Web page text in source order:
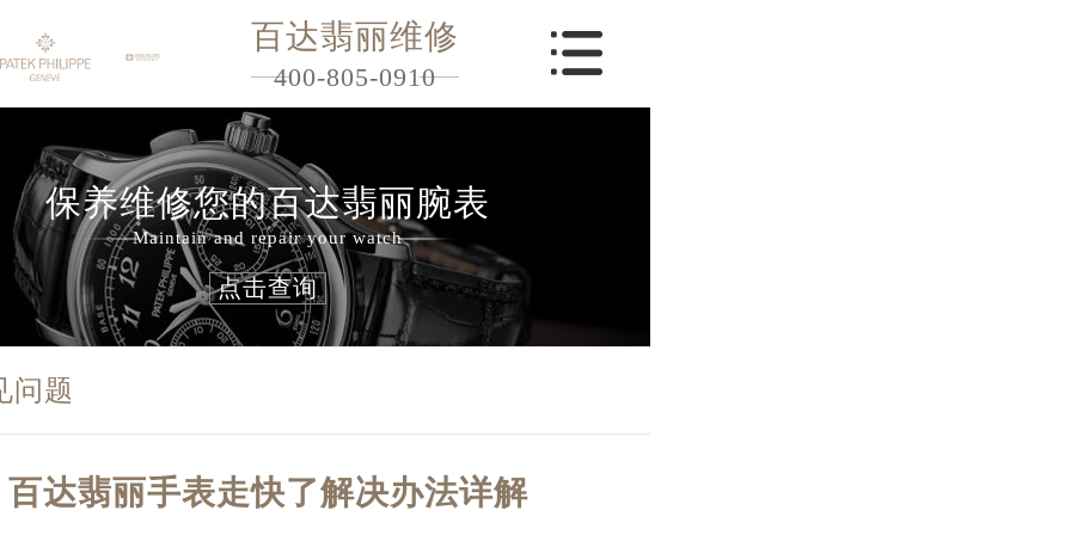
百达翡丽维修
400-805-0910
保养维修您的百达翡丽腕表
Maintain and repair your watch
点击查询
问题
百达翡丽手表走快了解决办法详解